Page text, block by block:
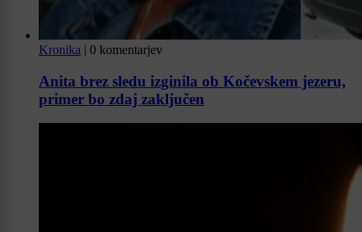
Kronika | 0 komentarjev
Anita brez sledu izginila ob Kočevskem jezeru,
primer bo zdaj zaključen